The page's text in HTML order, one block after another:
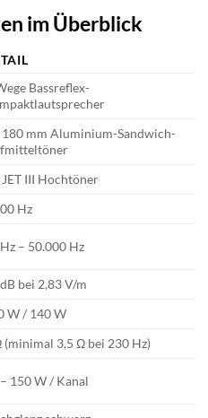
im Überblick
Bassreflex-
180 mm Aluminium-Sandwich-
JET III Hochtöner
Hz
– 50.000 Hz
bei 2,83 V/m
W / 140 W
(minimal 3,5 Ω bei 230 Hz)
150 W / Kanal